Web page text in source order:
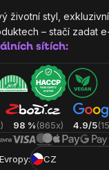
životní styl,
– stačí zadat
sítích:
98 %(865x) 4.9/5
CZ